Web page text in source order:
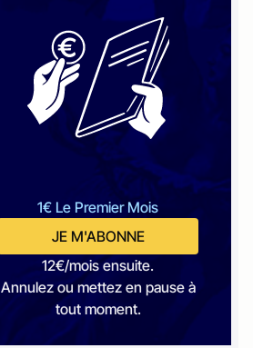
1€ Le Premier Mois
JE M'ABONNE
12€/mois ensuite.
Annulez ou mettez en pause à
tout moment.